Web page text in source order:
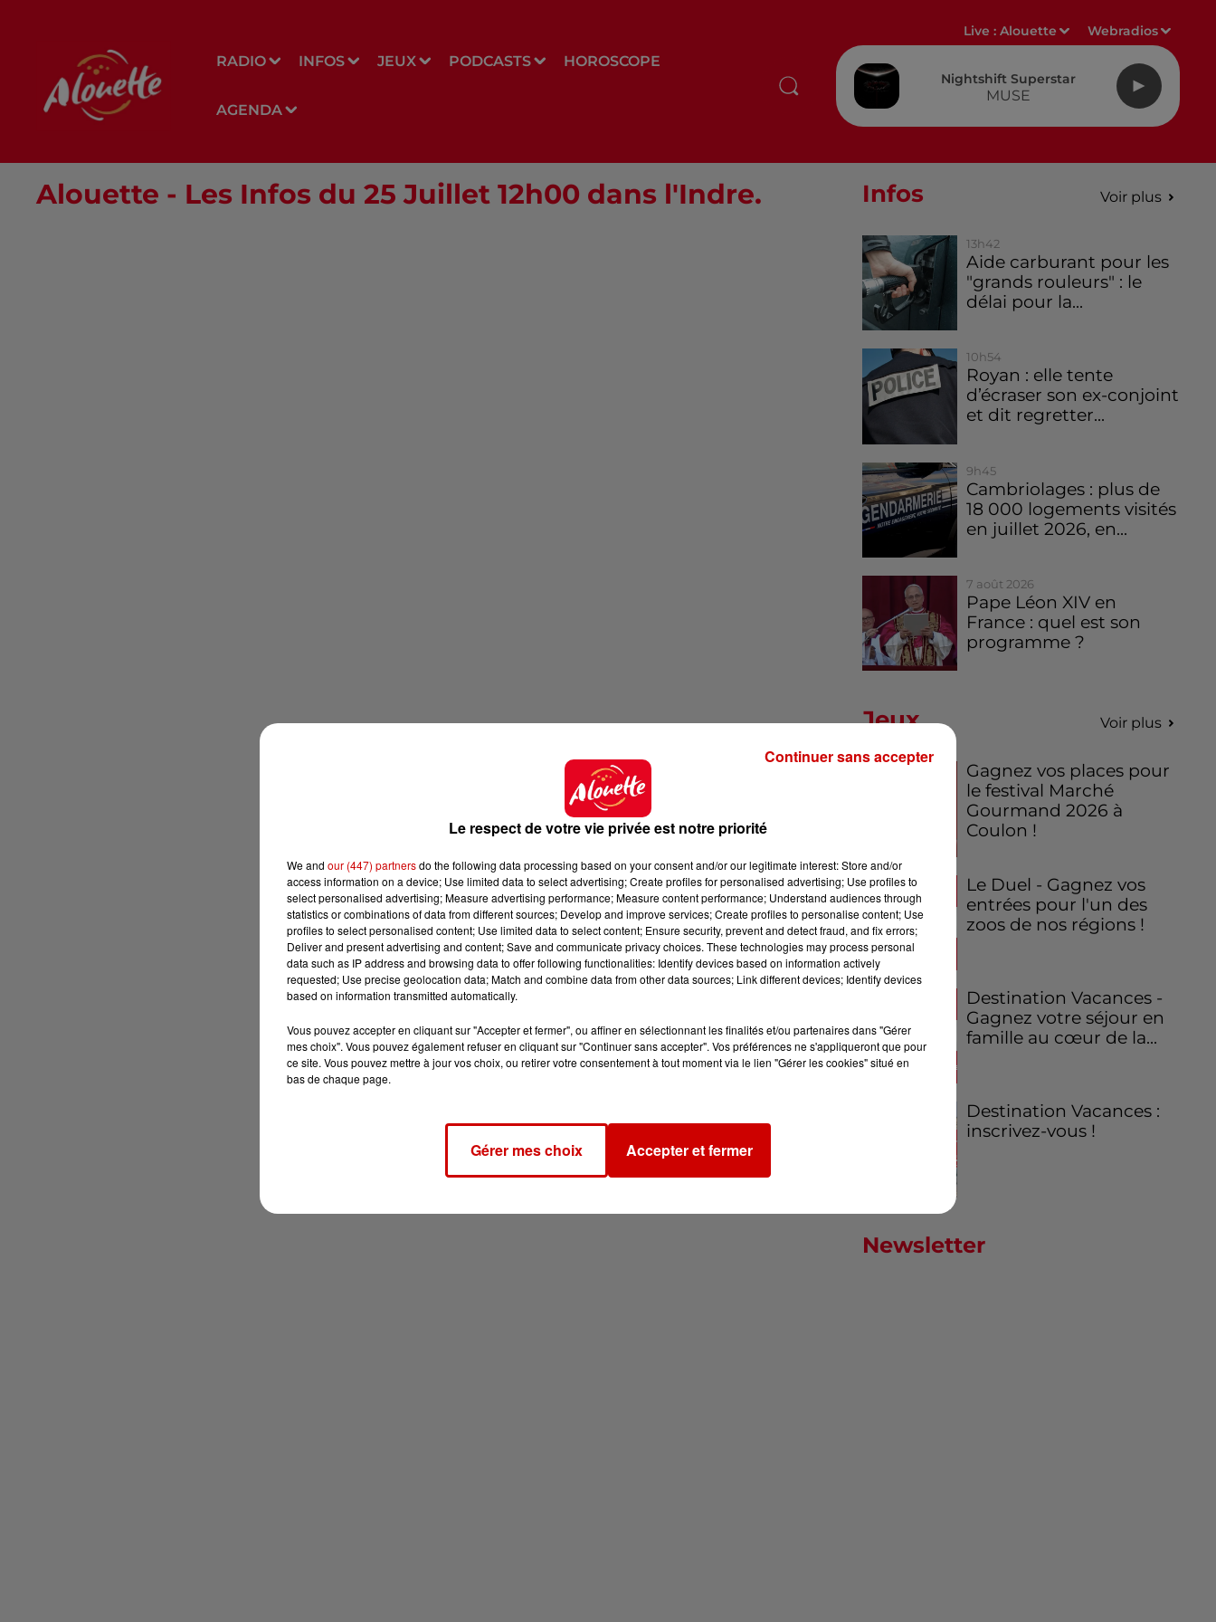
RADIO INFOS JEUX PODCASTS HOROSCOPE
AGENDA
Live :Alouette Webradios
Nightshift Superstar
MUSE
Alouette - Les Infos du 25 Juillet 12h00 dans l'Indre. Infos Voir plus
13h42
Aide carburant pour les
"grands rouleurs" : le
délai pour la...
10h54
Royan : elle tente
d’écraser son ex-conjoint
et dit regretter...
9h45
Cambriolages : plus de
18 000 logements visités
en juillet 2026, en...
7 août 2026
Pape Léon XIV en
France : quel est son
programme ?
Jeux Voir plus
Gagnez vos places pour
le festival Marché
Gourmand 2026 à
Coulon !
Le Duel - Gagnez vos
entrées pour l'un des
zoos de nos régions !
Destination Vacances -
Gagnez votre séjour en
famille au cœur de la...
Destination Vacances :
inscrivez-vous !
Newsletter
Le respect de votre vie privée est notre priorité
We and our (447) partnersdo the following data processing based on your consent and/or our legitimate interest: Store and/or
access information on a device; Use limited data to select advertising; Create profiles for personalised advertising; Use profiles to
select personalised advertising; Measure advertising performance; Measure content performance; Understand audiences through
statistics or combinations of data from different sources; Develop and improve services; Create profiles to personalise content; Use
profiles to select personalised content; Use limited data to select content; Ensure security, prevent and detect fraud, and fix errors;
Deliver and present advertising and content; Save and communicate privacy choices. These technologies may process personal
data such as IP address and browsing data to offer following functionalities: Identify devices based on information actively
requested; Use precise geolocation data; Match and combine data from other data sources; Link different devices; Identify devices
based on information transmitted automatically.
Vous pouvez accepter en cliquant sur "Accepter et fermer", ou affiner en sélectionnant les finalités et/ou partenaires dans "Gérer
mes choix". Vous pouvez également refuser en cliquant sur "Continuer sans accepter". Vos préférences ne s'appliqueront que pour
ce site. Vous pouvez mettre à jour vos choix, ou retirer votre consentement à tout moment via le lien "Gérer les cookies" situé en
bas de chaque page.
Gérer mes choix Accepter et fermer
Continuer sans accepter